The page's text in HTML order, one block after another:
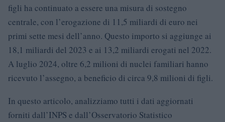
figli ha continuato a essere una misura di sostegno
centrale, con l’erogazione di 11,5 miliardi di euro nei
primi sette mesi dell’anno. Questo importo si aggiunge ai
18,1 miliardi del 2023 e ai 13,2 miliardi erogati nel 2022.
A luglio 2024, oltre 6,2 milioni di nuclei familiari hanno
ricevuto l’assegno, a beneficio di circa 9,8 milioni di figli.
In questo articolo, analizziamo tutti i dati aggiornati
forniti dall’INPS e dall’Osservatorio Statistico